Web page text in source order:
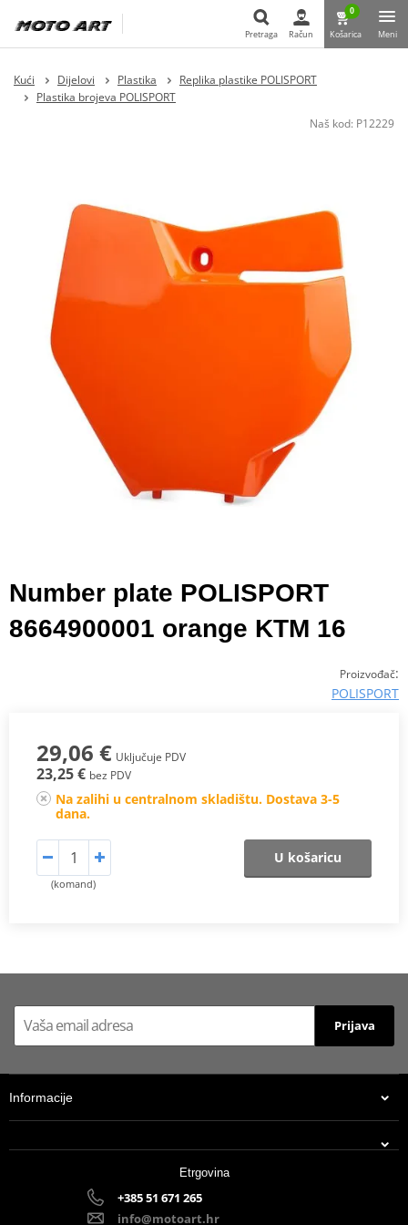
Pretraga Račun
0
Košarica Meni
Kući Dijelovi Plastika
Replika plastike POLISPORT
Plastika brojeva POLISPORT
Naš kod: P12229
Number plate POLISPORT
8664900001 orange KTM 16
Proizvođač:
POLISPORT
29,06 € Uključuje PDV
23,25 € bez PDV
Na zalihi u centralnom skladištu. Dostava 3-5
dana.
(komand)
U košaricu
Prijava
Informacije
Etrgovina
+385 51 671 265
info@motoart.hr